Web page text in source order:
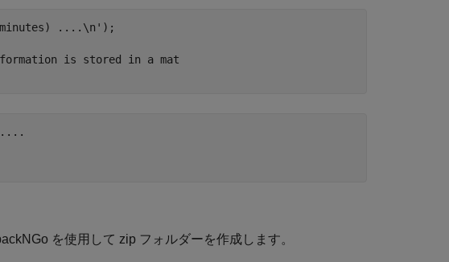
minutes) ....\n' );
is stored in a mat
....
を使用して zip フォルダーを作成します。